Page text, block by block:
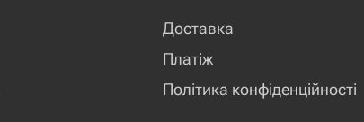
Доставка
Платіж
Політика конфіденційності